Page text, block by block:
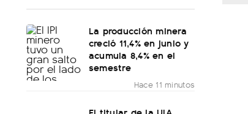
La producción minera
creció 11,4% en junio y
acumula 8,4% en el
semestre
Hace 11 minutos